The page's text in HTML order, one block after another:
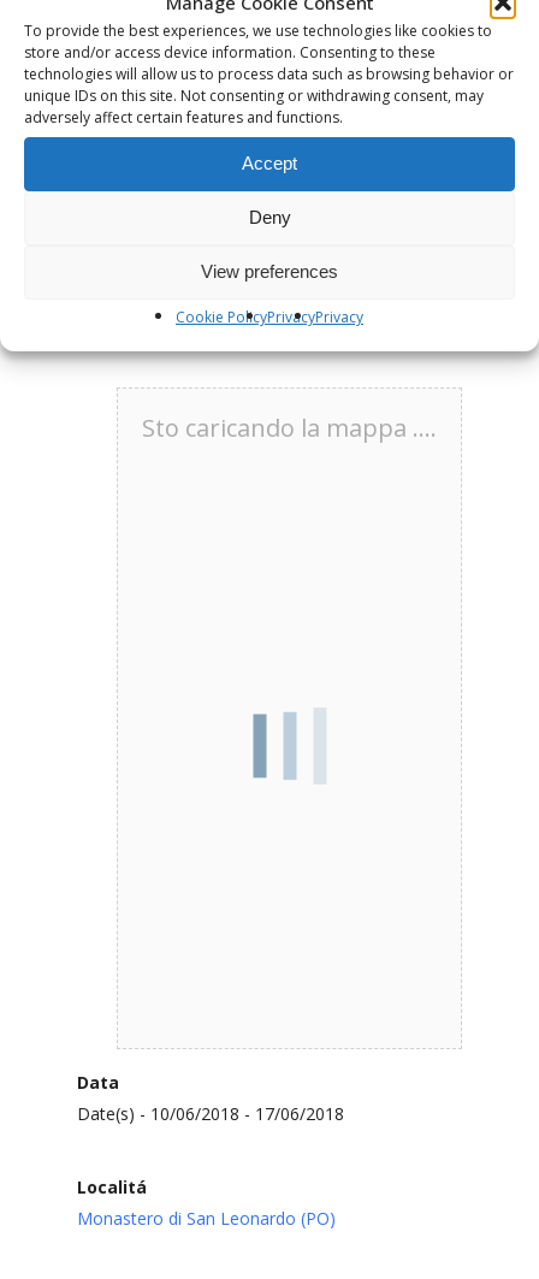
To provide the best experiences, we use technologies like cookies to
store and/or access device information. Consenting to these
technologies will allow us to process data such as browsing behavior or
unique IDs on this site. Not consenting or withdrawing consent, may
adversely affect certain features and functions.
Accept
Deny
View preferences
Cookie PolicyPrivacyPrivacy
e di condizioni fisiche particolari (gravidanza e
allattamento). Consultare il proprio medico e
comunicare eventuali malattie e terapie
farmacologiche in atto al medico responsabile
del digiuno.
Sto caricando la mappa ....
Data
Date(s) - 10/06/2018 - 17/06/2018
Localitá
Monastero di San Leonardo (PO)